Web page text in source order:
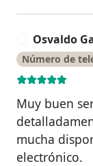
Osvaldo
Número de
Muy buen
mucha
electrónico.